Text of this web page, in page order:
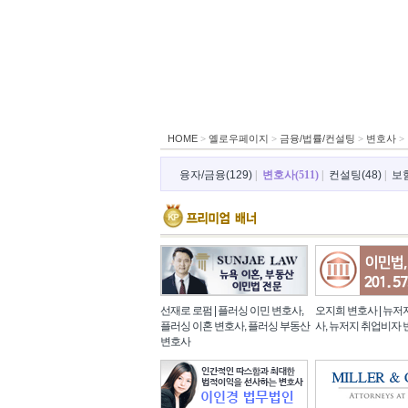
HOME> 옐로우페이지 > 금융/법률/컨설팅 > 변호사>
융자/금융(129)| 변호사(511)| 컨설팅(48)| 보
선재로 로펌 | 플러싱 이민 변호사,
플러싱 이혼 변호사, 플러싱 부동산
변호사
오지희 변호사 | 뉴저
사, 뉴저지 취업비자